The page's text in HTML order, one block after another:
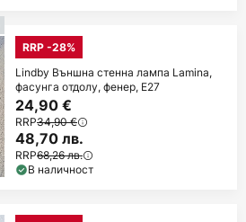
RRP -28%
Lindby Външна стенна лампа Lamina,
фасунга отдолу, фенер, E27
24,90 €
RRP34,90 €
48,70 лв.
RRP68,26 лв.
В наличност